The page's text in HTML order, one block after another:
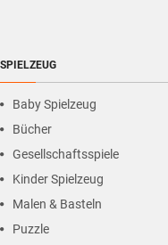
SPIELZEUG
Baby Spielzeug
Bücher
Gesellschaftsspiele
Kinder Spielzeug
Malen & Basteln
Puzzle